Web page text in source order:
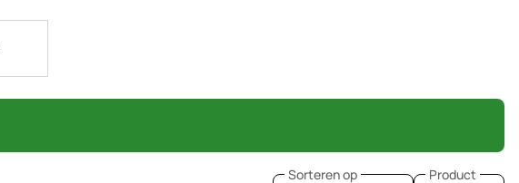
Sorteren op Product